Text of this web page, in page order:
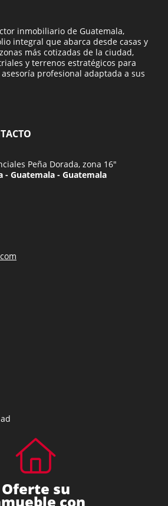
inmobiliario de Guatemala,
integral que abarca desde casas y
más cotizadas de la ciudad,
y terrenos estratégicos para
profesional adaptada a sus
Peña Dorada, zona 16"
- Guatemala - Guatemala
Oferte su
con